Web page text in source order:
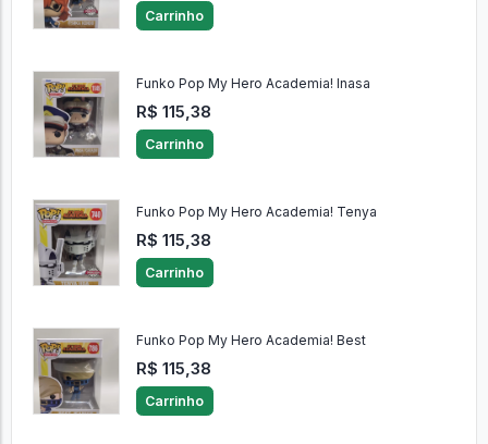
Carrinho
Funko Pop My Hero Academia! Inasa
R$ 115,38
Carrinho
Funko Pop My Hero Academia! Tenya
R$ 115,38
Carrinho
Funko Pop My Hero Academia! Best
R$ 115,38
Carrinho